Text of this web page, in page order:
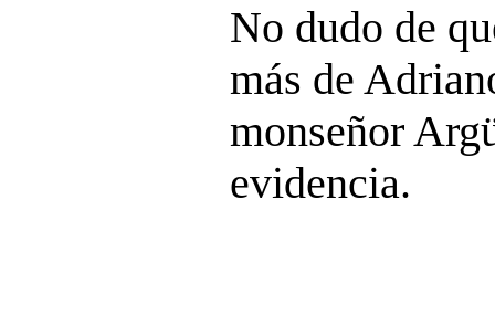
No dudo de
más de
monseñor
evidencia.